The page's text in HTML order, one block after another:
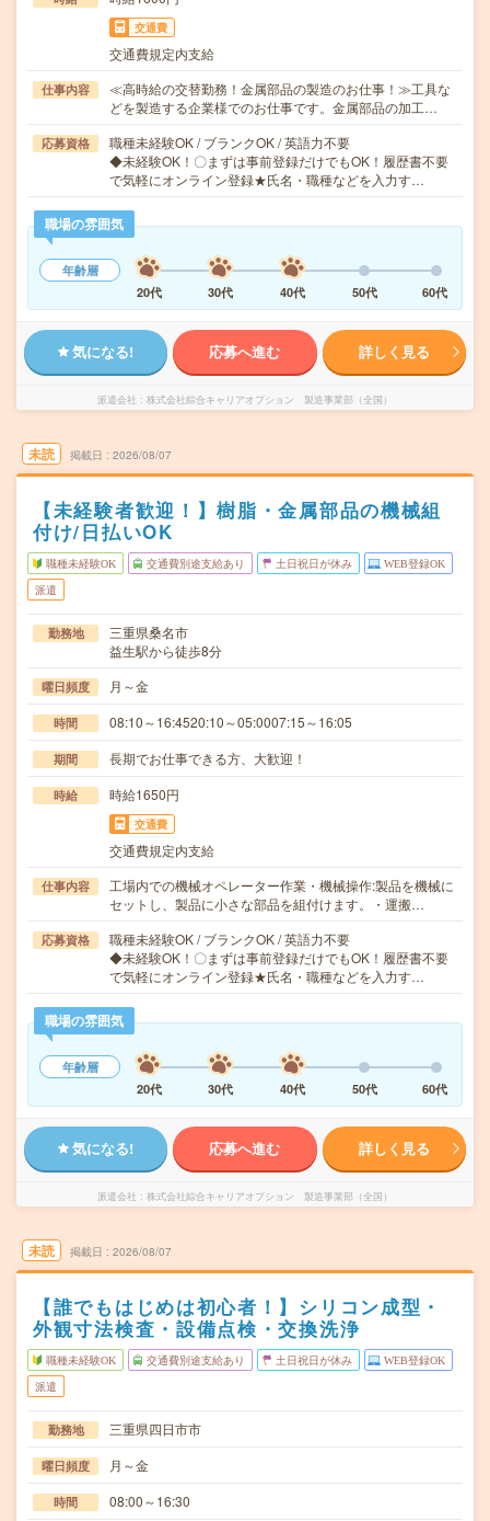
交通費
交通費規定内支給
仕事内容
≪高時給の交替勤務！金属部品の製造のお仕事！≫工具な
どを製造する企業様でのお仕事です。金属部品の加工…
応募資格
職種未経験OK / ブランクOK / 英語力不要
◆未経験OK！〇まずは事前登録だけでもOK！履歴書不要
で気軽にオンライン登録★氏名・職種などを入力す…
職場の雰囲気
年齢層
20代
30代 40代 50代 60代
気になる! 応募へ進む 詳しく見る
派遣会社 株式会社綜合キャリアオプション 製造事業部（全国）
未読 掲載日 2026/08/07
【未経験者歓迎！】樹脂・金属部品の機械組
付け/日払いOK
職種未経験OK 交通費別途支給あり 土日祝日が休み WEB登録OK
派遣
勤務地
三重県桑名市
益生駅から徒歩8分
曜日頻度 月～金
時間 08:10～16:4520:10～05:0007:15～16:05
期間 長期でお仕事できる方、大歓迎！
時給 時給1650円
交通費
交通費規定内支給
仕事内容
工場内での機械オペレーター作業・機械操作:製品を機械に
セットし、製品に小さな部品を組付けます。・運搬…
応募資格
職種未経験OK / ブランクOK / 英語力不要
◆未経験OK！〇まずは事前登録だけでもOK！履歴書不要
で気軽にオンライン登録★氏名・職種などを入力す…
職場の雰囲気
年齢層
20代
30代 40代 50代 60代
気になる! 応募へ進む 詳しく見る
派遣会社 株式会社綜合キャリアオプション 製造事業部（全国）
未読 掲載日 2026/08/07
【誰でもはじめは初心者！】シリコン成型・
外観寸法検査・設備点検・交換洗浄
職種未経験OK 交通費別途支給あり 土日祝日が休み WEB登録OK
派遣
勤務地 三重県四日市市
曜日頻度 月～金
時間 08:00～16:30